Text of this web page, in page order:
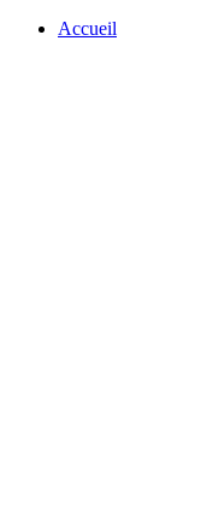
Accueil